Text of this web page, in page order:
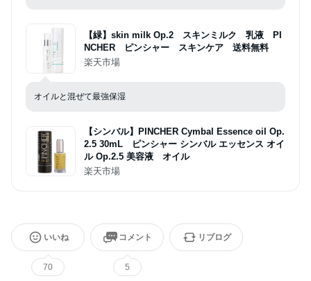
【緑】skin milk Op.2 スキンミルク 乳液 PI
NCHER ピンシャー スキンケア 送料無料
楽天市場
オイルと混ぜて最強保湿
【シンバル】PINCHER Cymbal Essence oil Op.
2.5 30mL ピンシャー シンバル エッセンス オイ
ル Op.2.5 美容液 オイル
楽天市場
いいね
70
コメント
5
リブログ